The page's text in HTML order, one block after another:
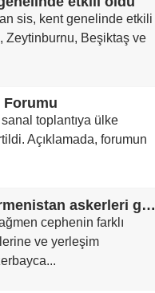
sis, kent genelinde etkili
Zeytinburnu, Beşiktaş ve
Forumu
sanal toplantıya ülke
Açıklamada, forumun
Ateşkese rağmen saldıran Ermenistan askerleri geri püskürtüldü
cephenin farklı
ve yerleşim